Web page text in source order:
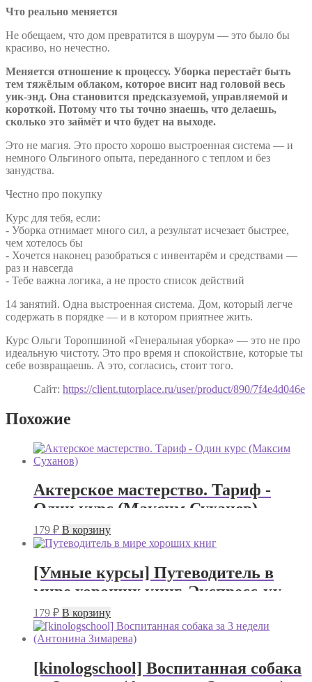
Что реально меняется
Не обещаем, что дом превратится в шоурум — это было бы
красиво, но нечестно.
Меняется отношение к процессу. Уборка перестаёт быть
тем тяжёлым облаком, которое висит над головой весь
уик-энд. Она становится предсказуемой, управляемой и
короткой. Потому что ты точно знаешь, что делаешь,
сколько это займёт и что будет на выходе.
Это не магия. Это просто хорошо выстроенная система — и
немного Ольгиного опыта, переданного с теплом и без
занудства.
Честно про покупку
Курс для тебя, если:
- Уборка отнимает много сил, а результат исчезает быстрее,
чем хотелось бы
- Хочется наконец разобраться с инвентарём и средствами —
раз и навсегда
- Тебе важна логика, а не просто список действий
14 занятий. Одна выстроенная система. Дом, который легче
содержать в порядке — и в котором приятнее жить.
Курс Ольги Торопшиной «Генеральная уборка» — это не про
идеальную чистоту. Это про время и спокойствие, которые ты
себе возвращаешь. А это, согласись, стоит того.
Сайт: https://client.tutorplace.ru/user/product/890/7f4e4d046e
Похожие
Актерское мастерство. Тариф -
Один курс (Максим Суханов)
179 ₽ В корзину
[Умные курсы] Путеводитель в
мире хороших книг. Экспресс-курс
по современной русской литературе
(Наталия Попова)
179 ₽ В корзину
[kinologschool] Воспитанная собака